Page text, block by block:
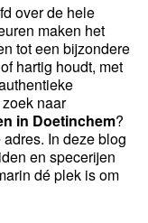
over de hele
maken het
tot een bijzondere
hartig houdt, met
naar
in Doetinchem?
In deze blog
en specerijen
dé plek is om